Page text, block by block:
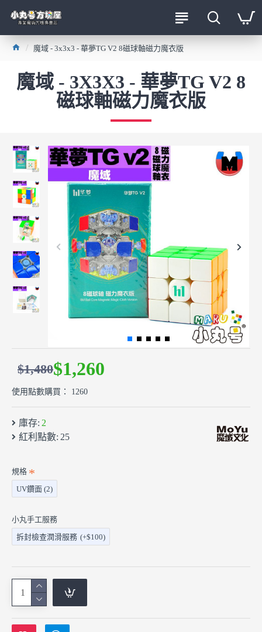
魔域 - 3x3x3 - 華夢TG V2 8磁球軸磁力魔衣版
魔域 - 3X3X3 - 華夢TG V2 8
磁球軸磁力魔衣版
庫存: 2
紅利點數: 25
$1,260
$1,480
使用點數購買： 1260
規格
UV鑽面 (2)
小丸手工服務
拆封檢查潤滑服務 (+$100)